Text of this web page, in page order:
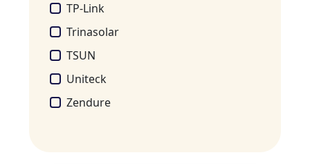
TP-Link
Trinasolar
TSUN
Uniteck
Zendure